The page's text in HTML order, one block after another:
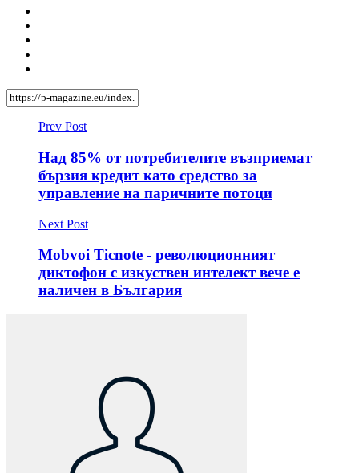
Prev Post
Над 85% от потребителите възприемат
бързия кредит като средство за
управление на паричните потоци
Next Post
Mobvoi Ticnote - революционният
диктофон с изкуствен интелект вече е
наличен в България